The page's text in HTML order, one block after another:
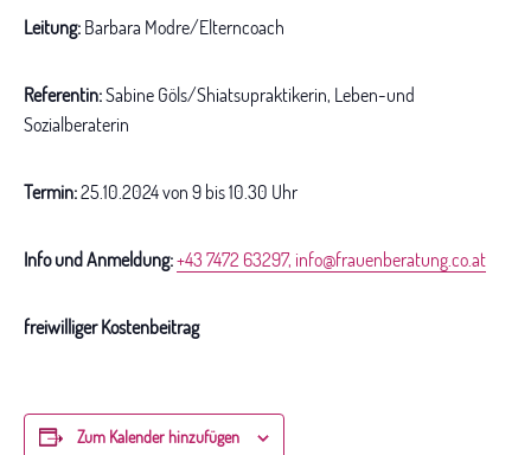
Leitung: Barbara Modre/Elterncoach
Referentin:Sabine Göls/Shiatsupraktikerin, Leben-und
Sozialberaterin
Termin:25.10.2024 von 9 bis 10.30 Uhr
Info und Anmeldung:+43 7472 63297, info@frauenberatung.co.at
freiwilliger Kostenbeitrag
Zum Kalender hinzufügen